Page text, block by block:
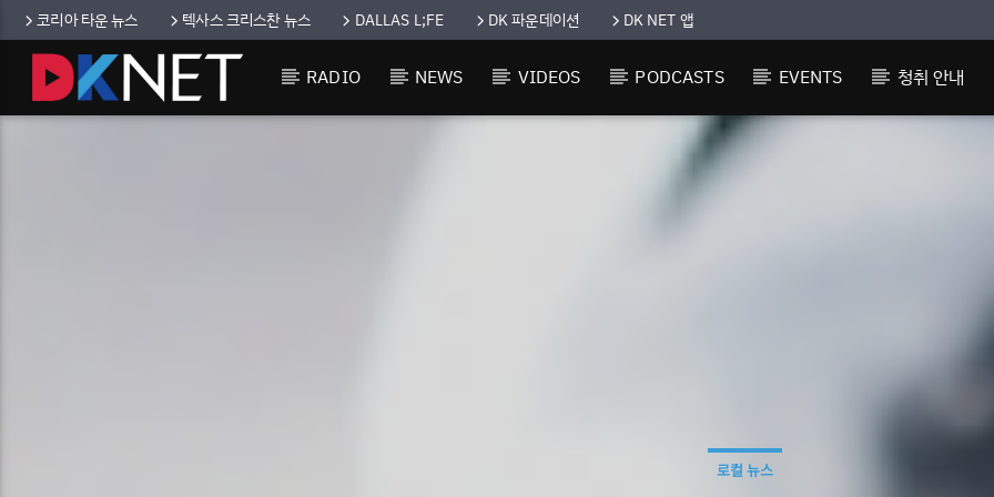
코리아 타운 뉴스 텍사스 크리스찬 뉴스 DALLAS L;FE DK 파운데이션 DK NET 앱
RADIO NEWS VIDEOS PODCASTS EVENTS 청취 안내
로컬 뉴스